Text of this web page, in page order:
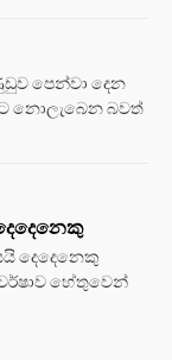
පෙන්වා දෙන
නොලැබෙන බවත්
දෙදෙනෙකු
හේතුවෙන්